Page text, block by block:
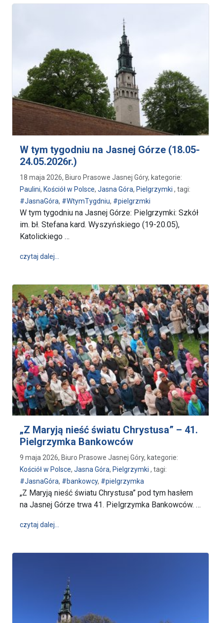
W tym tygodniu na Jasnej Górze (18.05-
24.05.2026r.)
18 maja 2026, Biuro Prasowe Jasnej Góry, kategorie:
Paulini, Kościół w Polsce, Jasna Góra, Pielgrzymki , tagi:
#JasnaGóra, #WtymTygdniu, #pielgrzmki
W tym tygodniu na Jasnej Górze: Pielgrzymki: Szkół
im. bł. Stefana kard. Wyszyńskiego (19-20.05),
Katolickiego …
czytaj dalej…
„Z Maryją nieść światu Chrystusa” – 41.
Pielgrzymka Bankowców
9 maja 2026, Biuro Prasowe Jasnej Góry, kategorie:
Kościół w Polsce, Jasna Góra, Pielgrzymki , tagi:
#JasnaGóra, #bankowcy, #pielgrzymka
„Z Maryją nieść światu Chrystusa” pod tym hasłem
na Jasnej Górze trwa 41. Pielgrzymka Bankowców. …
czytaj dalej…